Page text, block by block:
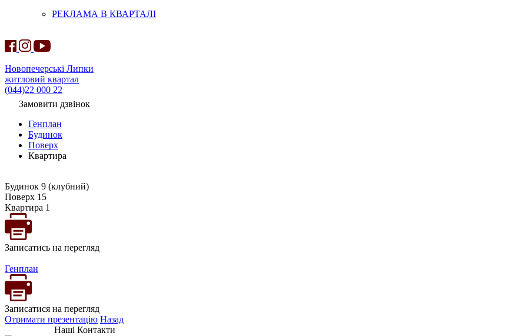
РЕКЛАМА В КВАРТАЛІ
Новопечерські Липки
житловий квартал
(044)22 000 22
Замовити дзвінок
Генплан
Будинок
Поверх
Квартира
Будинок 9 (клубний)
Поверх 15
Квартира 1
Записатись на перегляд
Генплан
Записатися на перегляд
Отримати презентацію Назад
Наші Контакти